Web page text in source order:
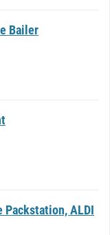
Bailer
Packstation, ALDI